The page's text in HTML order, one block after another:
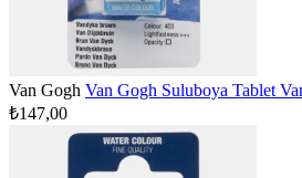
Van Gogh Van Gogh Suluboya Tablet
₺147,00